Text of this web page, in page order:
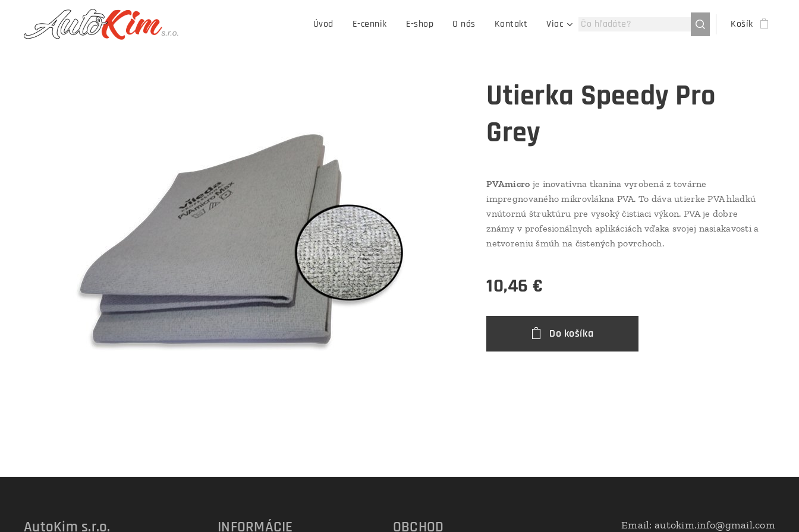
Úvod E-cennik E-shop O nás Kontakt Viac Košík
Utierka Speedy Pro
Grey
PVAmicro je inovatívna tkanina vyrobená z továrne
impregnovaného mikrovlákna PVA. To dáva utierke PVA hladkú
vnútornú štruktúru pre vysoký čistiaci výkon. PVA je dobre
známy v profesionálnych aplikáciách vďaka svojej nasiakavosti a
netvoreniu šmúh na čistených povrchoch.
10,46 €
Do košíka
AutoKim s.r.o. INFORMÁCIE OBCHOD Email: autokim.info@gmail.com